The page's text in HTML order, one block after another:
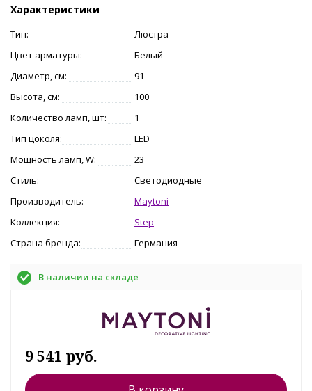
Характеристики
Тип:
Люстра
Цвет арматуры:
Белый
Диаметр, см:
91
Высота, см:
100
Количество ламп, шт:
1
Тип цоколя:
LED
Мощность ламп, W:
23
Стиль:
Светодиодные
Производитель:
Maytoni
Коллекция:
Step
Страна бренда:
Германия
В наличии на складе
9 541 руб.